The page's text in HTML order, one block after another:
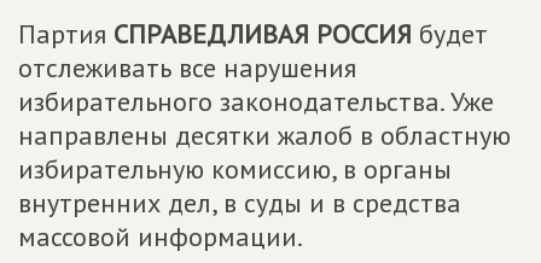
Партия СПРАВЕДЛИВАЯ РОССИЯ будет
отслеживать все нарушения
избирательного законодательства. Уже
направлены десятки жалоб в областную
избирательную комиссию, в органы
внутренних дел, в суды и в средства
массовой информации.